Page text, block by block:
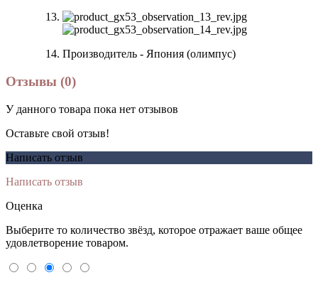
Производитель - Япония (олимпус)
Отзывы (0)
У данного товара пока нет отзывов
Оставьте свой отзыв!
Написать отзыв
Написать отзыв
Оценка
Выберите то количество звёзд, которое отражает ваше общее
удовлетворение товаром.